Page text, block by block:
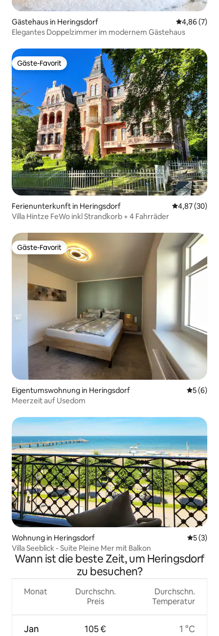
Gästehaus in Heringsdorf
4,86 (7)
Elegantes Doppelzimmer im modernem Gästehaus
Gäste-Favorit
Gäste-Favorit
Ferienunterkunft in Heringsdorf
4,87 (30)
Villa Hintze FeWo inkl Strandkorb + 4 Fahrräder
Gäste-Favorit
Gäste-Favorit
Eigentumswohnung in Heringsdorf
5 (6)
Meerzeit auf Usedom
Wohnung in Heringsdorf
5 (3)
Villa Seeblick - Suite Pleine Mer mit Balkon
Wann ist die beste Zeit, um Heringsdorf
zu besuchen?
Monat
Jan
Durchschn.
Preis
105 €
Durchschn.
Temperatur
1 °C